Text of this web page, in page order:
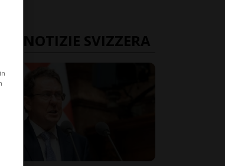
NOTIZIE SVIZZERA